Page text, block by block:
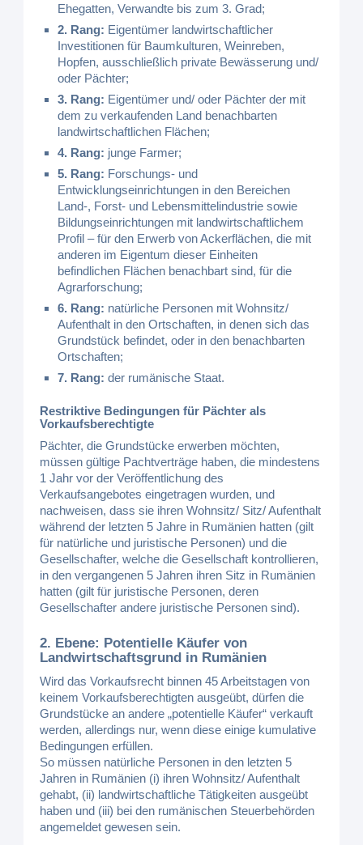
Ehegatten, Verwandte bis zum 3. Grad;
2. Rang: Eigentümer landwirtschaftlicher
Investitionen für Baumkulturen, Weinreben,
Hopfen, ausschließlich private Bewässerung und/
oder Pächter;
3. Rang: Eigentümer und/ oder Pächter der mit
dem zu verkaufenden Land benachbarten
landwirtschaftlichen Flächen;
4. Rang: junge Farmer;
5. Rang: Forschungs- und
Entwicklungseinrichtungen in den Bereichen
Land-, Forst- und Lebensmittelindustrie sowie
Bildungseinrichtungen mit landwirtschaftlichem
Profil – für den Erwerb von Ackerflächen, die mit
anderen im Eigentum dieser Einheiten
befindlichen Flächen benachbart sind, für die
Agrarforschung;
6. Rang: natürliche Personen mit Wohnsitz/
Aufenthalt in den Ortschaften, in denen sich das
Grundstück befindet, oder in den benachbarten
Ortschaften;
7. Rang: der rumänische Staat.
Restriktive Bedingungen für Pächter als
Vorkaufsberechtigte
Pächter, die Grundstücke erwerben möchten,
müssen gültige Pachtverträge haben, die mindestens
1 Jahr vor der Veröffentlichung des
Verkaufsangebotes eingetragen wurden, und
nachweisen, dass sie ihren Wohnsitz/ Sitz/ Aufenthalt
während der letzten 5 Jahre in Rumänien hatten (gilt
für natürliche und juristische Personen) und die
Gesellschafter, welche die Gesellschaft kontrollieren,
in den vergangenen 5 Jahren ihren Sitz in Rumänien
hatten (gilt für juristische Personen, deren
Gesellschafter andere juristische Personen sind).
2. Ebene: Potentielle Käufer von
Landwirtschaftsgrund in Rumänien
Wird das Vorkaufsrecht binnen 45 Arbeitstagen von
keinem Vorkaufsberechtigten ausgeübt, dürfen die
Grundstücke an andere „potentielle Käufer“ verkauft
werden, allerdings nur, wenn diese einige kumulative
Bedingungen erfüllen.
So müssen natürliche Personen in den letzten 5
Jahren in Rumänien (i) ihren Wohnsitz/ Aufenthalt
gehabt, (ii) landwirtschaftliche Tätigkeiten ausgeübt
haben und (iii) bei den rumänischen Steuerbehörden
angemeldet gewesen sein.